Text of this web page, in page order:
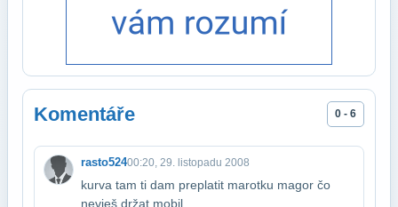
Komentáře 0 - 6
rasto52400:20, 29. listopadu 2008
kurva tam ti dam preplatit marotku magor čo
nevieš držat mobil